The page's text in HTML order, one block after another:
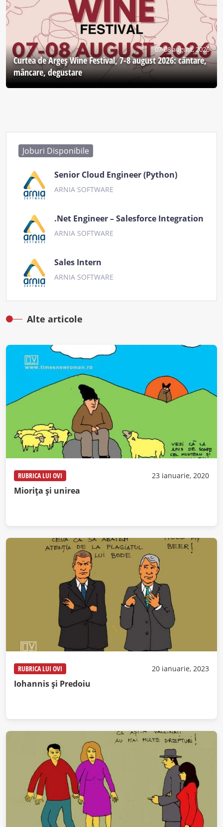
07-08 august, 2026
Curtea de Argeş Wine Festival, 7-8 august 2026: cântare,
mâncare, degustare
Joburi Disponibile
Senior Cloud Engineer (Python)
ARNIA SOFTWARE
.Net Engineer – Salesforce Integration
ARNIA SOFTWARE
Sales Intern
ARNIA SOFTWARE
Alte articole
RUBRICA LUI OVI 23 ianuarie, 2020
Miorița și unirea
RUBRICA LUI OVI 20 ianuarie, 2023
Iohannis și Predoiu